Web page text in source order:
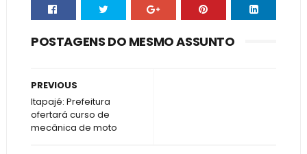
POSTAGENS DO MESMO ASSUNTO
PREVIOUS
Itapajé: Prefeitura
ofertará curso de
mecânica de moto